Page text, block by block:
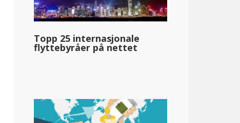
2.46%: &dollar;0-&dollar;3,440
Topp 25 internasjonale
flyttebyråer på nettet